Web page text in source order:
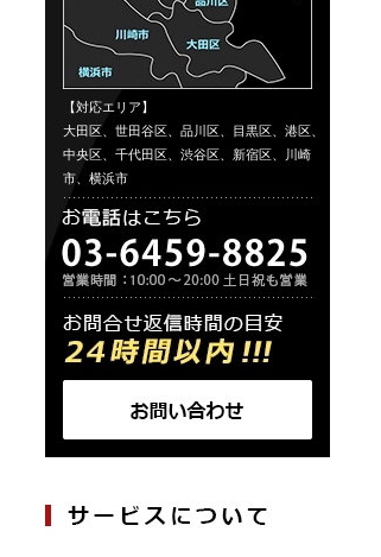
【対応エリア】
大田区、世田谷区、品川区、目黒区、港区、
中央区、千代田区、渋谷区、新宿区、川崎
市、横浜市